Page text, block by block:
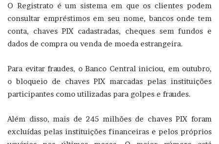
O Registrato é um sistema em que os clientes podem
consultar empréstimos em seu nome, bancos onde tem
conta, chaves PIX cadastradas, cheques sem fundos e
dados de compra ou venda de moeda estrangeira.
Para evitar fraudes, o Banco Central iniciou, em outubro,
o bloqueio de chaves PIX marcadas pelas instituições
participantes como utilizadas para golpes e fraudes.
Além disso, mais de 245 milhões de chaves PIX foram
excluídas pelas instituições financeiras e pelos próprios